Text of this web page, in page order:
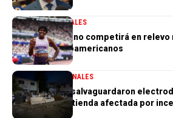
DEPORTESGENERALES
Marileidy Paulino competirá en relevo
Juegos Centroamericanos
GENERALES NACIONALES
PN aclara que salvaguardaron
sustraídos de tienda afectada por